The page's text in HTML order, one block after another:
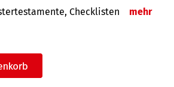
Checklisten mehr